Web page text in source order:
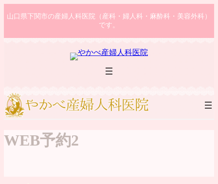
ン
ン
プ
ビ
ー
動
山口県下関市の産婦人科医院（産科・婦人科・麻酔科・美容外科）
です。
WEB予約2